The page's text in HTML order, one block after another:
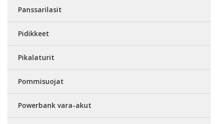
Panssarilasit
Pidikkeet
Pikalaturit
Pommisuojat
Powerbank vara-akut